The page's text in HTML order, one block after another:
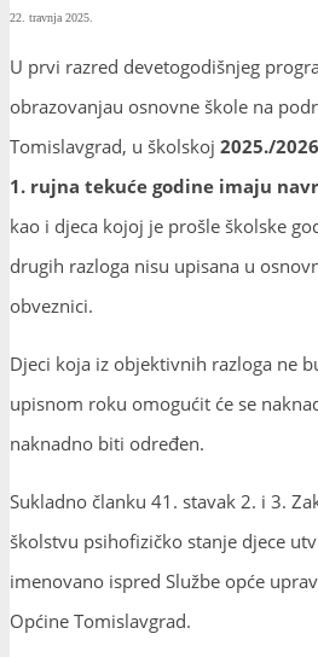
22. travnja 2025.
U prvi razred devetogodišnjeg
obrazovanjau osnovne škole na
Tomislavgrad, u školskoj 2025./
1. rujna tekuće godine imaju
kao i djeca kojoj je prošle školske
drugih razloga nisu upisana u
obveznici.
Djeci koja iz objektivnih razloga ne
upisnom roku omogućit će se
naknadno biti određen.
Sukladno članku 41. stavak 2. i 3.
školstvu psihofizičko stanje djece
imenovano ispred Službe opće
Općine Tomislavgrad.